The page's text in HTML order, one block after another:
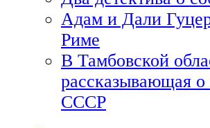
Адам и Дали
Риме
В Тамбовской
рассказывающая
СССР